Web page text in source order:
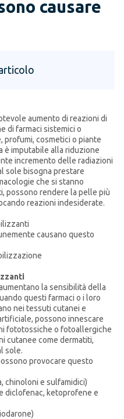
causare
aumento di reazioni di
di farmaci sistemici o
profumi, cosmetici o piante
è imputabile alla riduzione
incremento delle radiazioni
sole bisogna prestare
che si stanno
possono rendere la pelle più
reazioni indesiderate.
causano questo
la sensibilità della
questi farmaci o i loro
nei tessuti cutanei e
possono innescare
fototossiche o fotoallergiche
cutanee come dermatiti,
sole.
provocare questo
chinoloni e sulfamidici)
diclofenac, ketoprofene e